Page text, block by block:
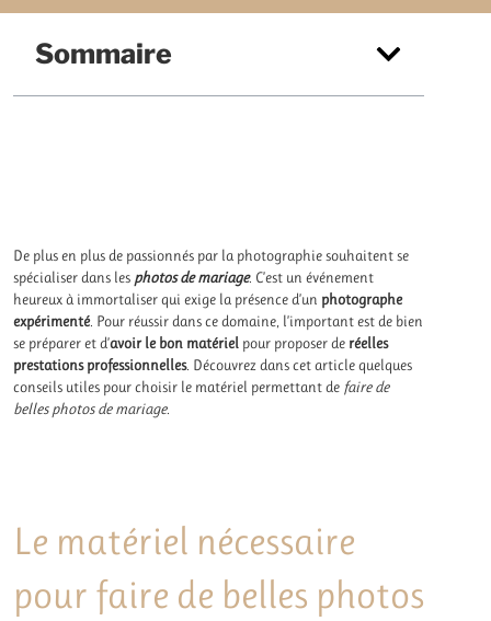
Sommaire
De plus en plus de passionnés par la photographie souhaitent se
spécialiser dans les photos de mariage. C’est un événement
heureux à immortaliser qui exige la présence d’un photographe
expérimenté. Pour réussir dans ce domaine, l’important est de bien
se préparer et d’avoir le bon matériel pour proposer de réelles
prestations professionnelles. Découvrez dans cet article quelques
conseils utiles pour choisir le matériel permettant de faire de
belles photos de mariage.
Le matériel nécessaire
pour faire de belles photos